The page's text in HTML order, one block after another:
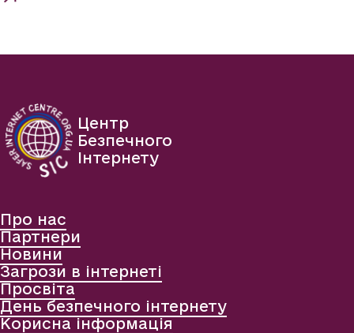
Центр
Безпечного
Інтернету
Про нас
Партнери
Новини
Загрози в інтернеті
Просвіта
День безпечного інтернету
Корисна інформація